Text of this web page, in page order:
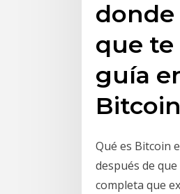
donde
que te
guía
Qué es Bitcoin
después de
completa que